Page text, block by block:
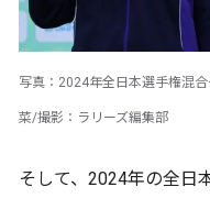
写真：2024年全日本選手権混
菜/撮影：ラリーズ編集部
そして、2024年の全日